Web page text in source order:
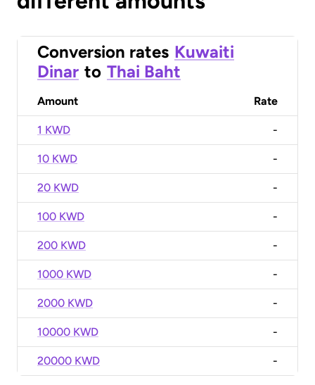
Conversion rates Kuwaiti
Dinar to Thai Baht
Amount Rate
1 KWD -
10 KWD -
20 KWD -
100 KWD -
200 KWD -
1000 KWD -
2000 KWD -
10000 KWD -
20000 KWD -